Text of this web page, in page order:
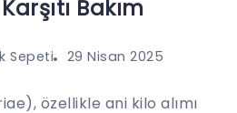
Bakım
Sepeti 29 Nisan 2025
özellikle ani kilo alımı